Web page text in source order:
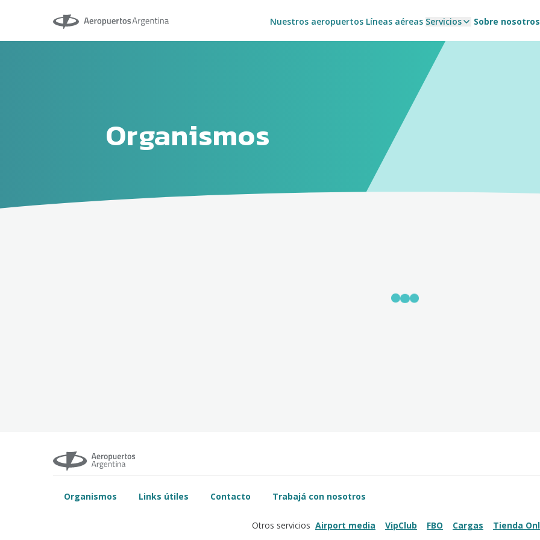
Aeropuertos Argentina Nuestros aeropuertos Líneas aéreas Servicios Sobre nosotros
Organismos
Organismos Links útiles Contacto Trabajá con nosotros
Otros servicios Airport media VipClub FBO Cargas Tienda